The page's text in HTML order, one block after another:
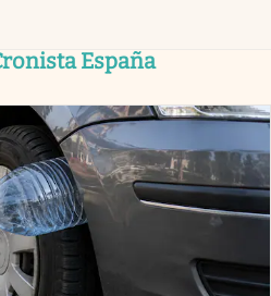
España